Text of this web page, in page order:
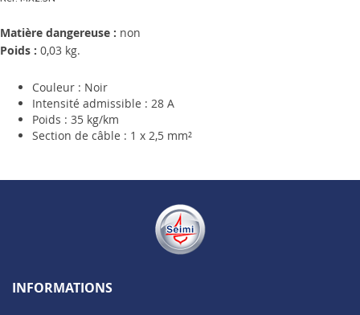
Matière dangereuse : non
Poids : 0,03 kg.
Couleur : Noir
Intensité admissible : 28 A
Poids : 35 kg/km
Section de câble : 1 x 2,5 mm²
INFORMATIONS